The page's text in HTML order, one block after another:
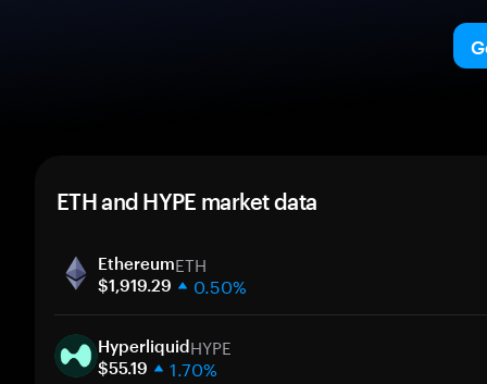
ETH and HYPE market data
EthereumETH
$1,919.29 0.50%
30 days
Market cap
HyperliquidHYPE
$55.19 1.70%